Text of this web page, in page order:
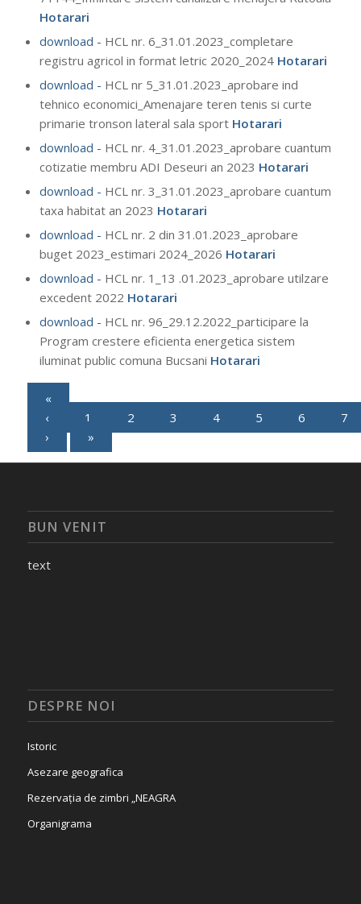
Hotarari
download - HCL nr. 6_31.01.2023_completare
registru agricol in format letric 2020_2024 Hotarari
download - HCL nr 5_31.01.2023_aprobare ind
tehnico economici_Amenajare teren tenis si curte
primarie tronson lateral sala sport Hotarari
download - HCL nr. 4_31.01.2023_aprobare cuantum
cotizatie membru ADI Deseuri an 2023 Hotarari
download - HCL nr. 3_31.01.2023_aprobare cuantum
taxa habitat an 2023 Hotarari
download - HCL nr. 2 din 31.01.2023_aprobare
buget 2023_estimari 2024_2026 Hotarari
download - HCL nr. 1_13 .01.2023_aprobare utilzare
excedent 2022 Hotarari
download - HCL nr. 96_29.12.2022_participare la
Program crestere eficienta energetica sistem
iluminat public comuna Bucsani Hotarari
«
‹
1 2 3 4 5 6
7
›
»
BUN VENIT
text
DESPRE NOI
Istoric
Asezare geografica
Rezervația de zimbri „NEAGRA
Organigrama